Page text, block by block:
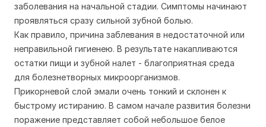
заболевания на начальной стадии. Симптомы начинают
проявляться сразу сильной зубной болью.
Как правило, причина заблевания в недостаточной или
неправильной гигиенею. В результате накапливаются
остатки пищи и зубной налет - благоприятная среда
для болезнетворных микроорганизмов.
Прикорневой слой эмали очень тонкий и склонен к
быстрому истиранию. В самом начале развития болезни
поражение представляет собой небольшое белое